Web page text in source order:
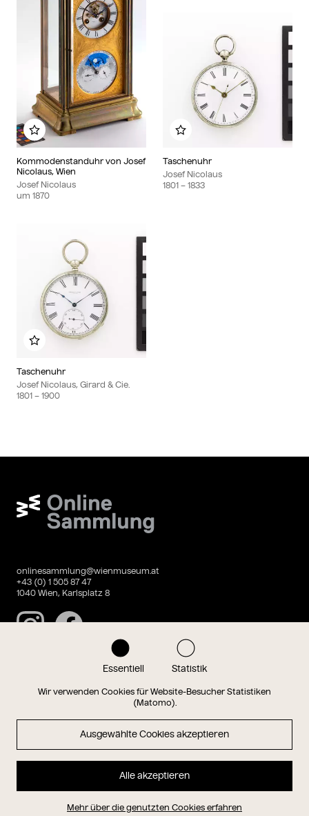
Essentiell Statistik
Wir verwenden Cookies für Website-Besucher Statistiken
(Matomo).
Ausgewählte Cookies akzeptieren
Alle akzeptieren
Mehr über die genutzten Cookies erfahren
Kommodenstanduhr von Josef
Nicolaus, Wien
Josef Nicolaus
um 1870
Zu meinem Album hinzufügen
Taschenuhr
Josef Nicolaus
1801 – 1833
Zu meinem Album
Taschenuhr
Josef Nicolaus, Girard & Cie.
1801 – 1900
Zu meinem Album hinzufügen
Wien Museum Online Sammlung
onlinesammlung@wienmuseum.at
+43 (0) 1 505 87 47
1040 Wien, Karlsplatz 8
InstagramFacebook
Magazin
Hauptseite